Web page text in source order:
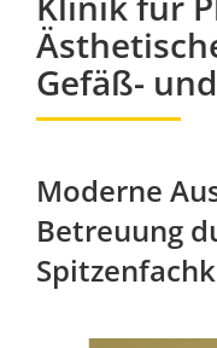
Gefäß-
Moderne
Betreuung